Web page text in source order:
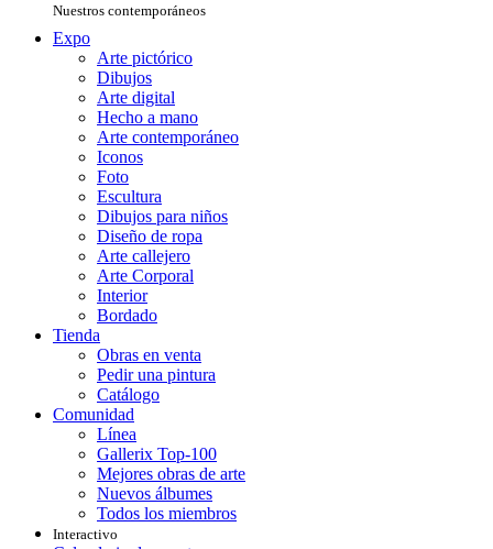
Nuestros contemporáneos
Expo
Arte pictórico
Dibujos
Arte digital
Hecho a mano
Arte contemporáneo
Iconos
Foto
Escultura
Dibujos para niños
Diseño de ropa
Arte callejero
Arte Corporal
Interior
Bordado
Tienda
Obras en venta
Pedir una pintura
Catálogo
Comunidad
Línea
Gallerix Top-100
Mejores obras de arte
Nuevos álbumes
Todos los miembros
Interactivo